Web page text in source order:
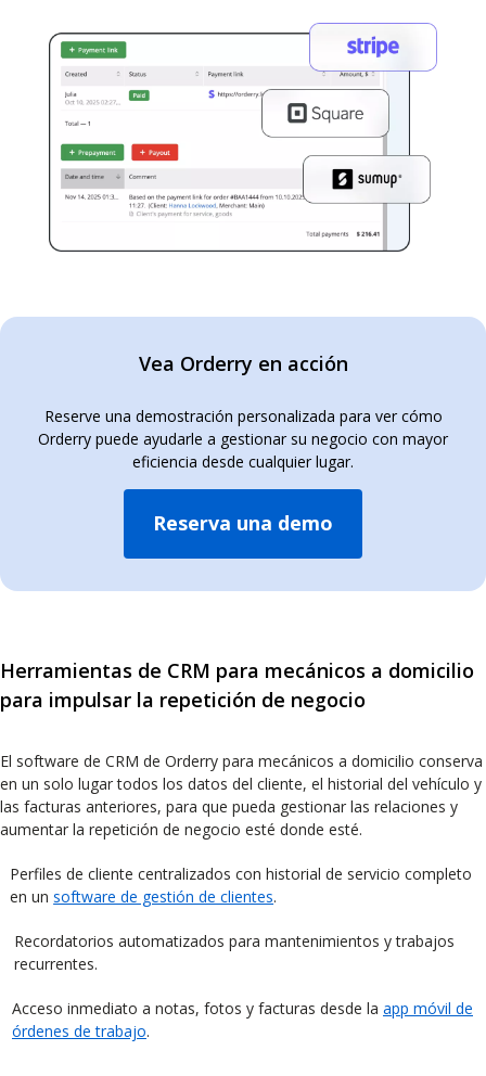
Vea Orderry en acción
Reserve una demostración personalizada para ver cómo
Orderry puede ayudarle a gestionar su negocio con mayor
eficiencia desde cualquier lugar.
Reserva una demo
Herramientas de CRM para mecánicos a domicilio
para impulsar la repetición de negocio
El software de CRM de Orderry para mecánicos a domicilio conserva
en un solo lugar todos los datos del cliente, el historial del vehículo y
las facturas anteriores, para que pueda gestionar las relaciones y
aumentar la repetición de negocio esté donde esté.
Perfiles de cliente centralizados con historial de servicio completo
en unsoftware de gestión de clientes.
Recordatorios automatizados para mantenimientos y trabajos
recurrentes.
Acceso inmediato a notas, fotos y facturas desde la app móvil de
órdenes de trabajo.